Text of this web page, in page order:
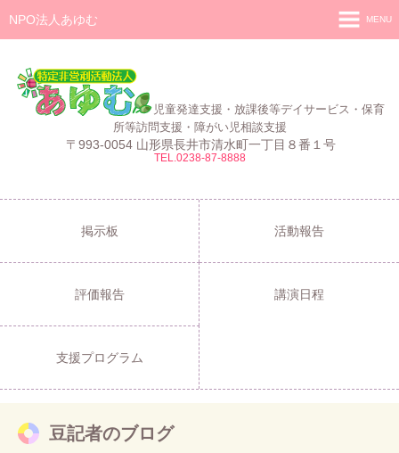
NPO法人あゆむ
児童発達支援・放課後等デイサービス・保育
所等訪問支援・障がい児相談支援
〒993-0054 山形県長井市清水町一丁目８番１号
TEL.0238-87-8888
MENU
施設紹介
あゆむZIBUN LABO
サービス内容
支援プログラム
ご利用について
採用情報
お問い合わせ
掲示板 活動報告
評価報告 講演日程
支援プログラム
豆記者のブログ